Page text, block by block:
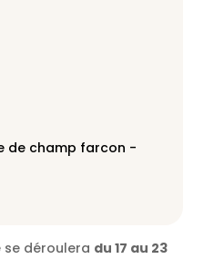
de champ farcon -
se déroulera du 17 au 23